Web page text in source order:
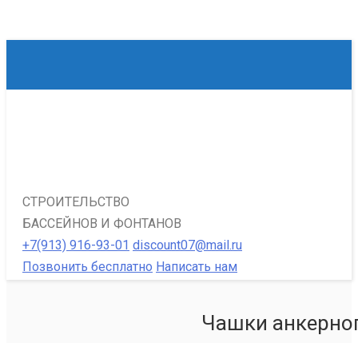
СТРОИТЕЛЬСТВО
БАССЕЙНОВ И ФОНТАНОВ
+7(913) 916-93-01 discount07@mail.ru
Позвонить бесплатно Написать нам
Чашки